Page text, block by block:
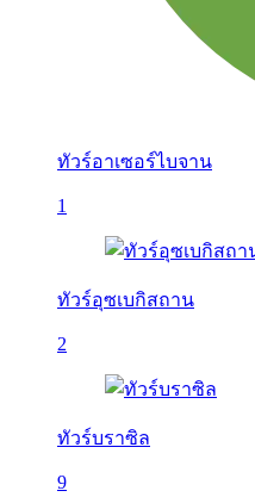
ทัวร์อาเซอร์ไบจาน
1
ทัวร์อุซเบกิสถาน
2
ทัวร์บราซิล
9